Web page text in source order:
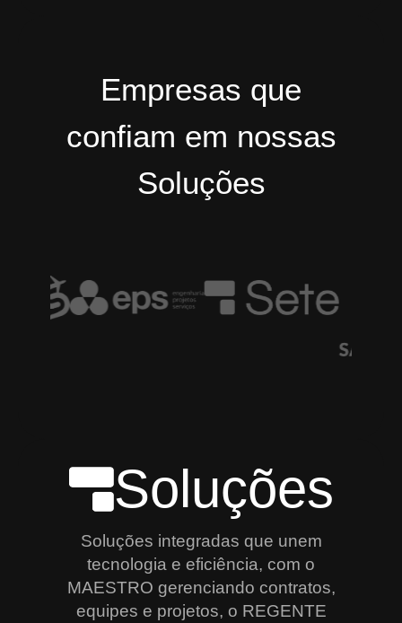
Empresas que
confiam em nossas
Soluções
Soluções
Soluções integradas que unem
tecnologia e eficiência, com o
MAESTRO gerenciando contratos,
equipes e projetos, o REGENTE